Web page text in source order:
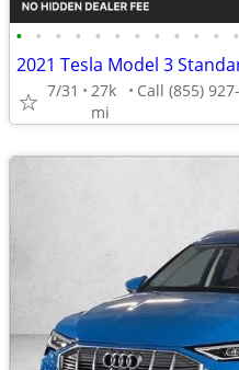
• • • • • • • • • • • •
7/31
27k
mi